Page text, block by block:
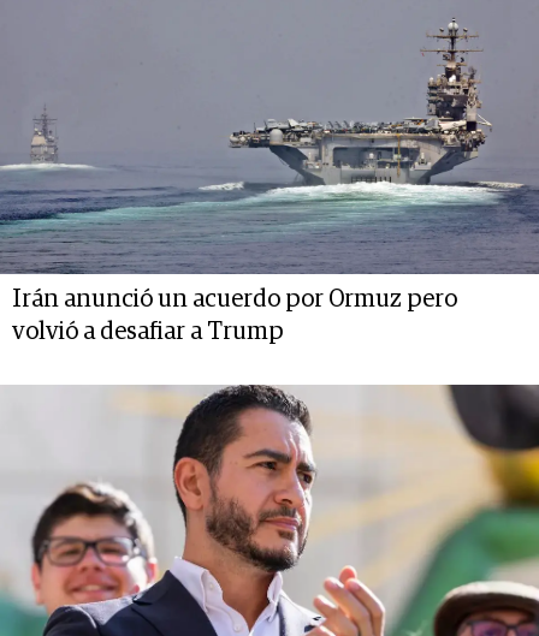
Irán anunció un acuerdo por Ormuz pero
volvió a desafiar a Trump